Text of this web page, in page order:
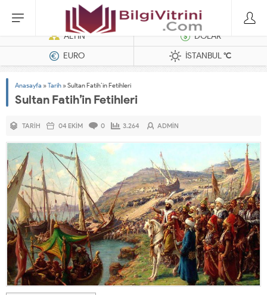
Dizel Jeneratörler
ALTIN
DOLAR
EURO
İSTANBUL°C
Anasayfa »Tarih »Sultan Fatih’in Fetihleri
Sultan Fatih’in Fetihleri
TARIH 04 EKIM 0 3.264 ADMIN